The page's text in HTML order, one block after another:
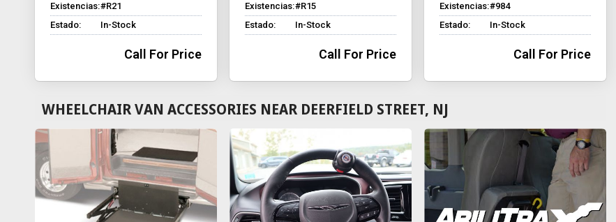
Existencias:#R21
Estado:
In-Stock
Call For Price
Existencias:#R15
Estado:
In-Stock
Call For Price
Existencias:#984
Estado:
In-Stock
Call For Price
WHEELCHAIR VAN ACCESSORIES NEAR DEERFIELD STREET, NJ